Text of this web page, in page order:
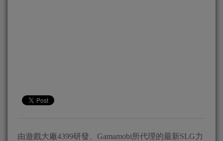
由遊戲大廠4399研發、Gamamobi所代理的最新SLG力